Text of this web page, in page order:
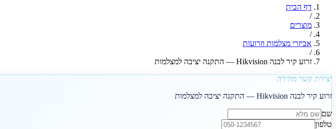
דף הבית
/
מוצרים
/
אביזרי מצלמות וזרועות
/
זרוע קיר לבנה Hikvision — התקנה יציבה למצלמות
יצירת קשר מהירה
זרוע קיר לבנה Hikvision — התקנה יציבה למצלמות
שם
טלפון